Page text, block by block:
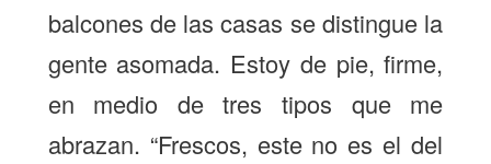
balcones de las casas se distingue la
gente asomada. Estoy de pie, firme,
en medio de tres tipos que me
abrazan. “Frescos, este no es el del